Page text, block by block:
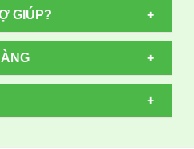
GIÚP?